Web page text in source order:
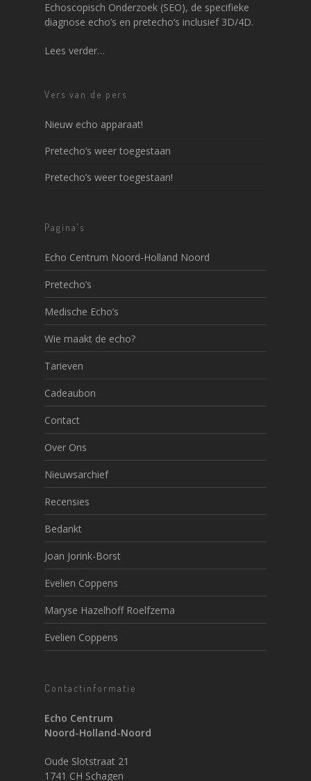
Echoscopisch Onderzoek (SEO), de specifieke
diagnose echo’s en pretecho’s inclusief 3D/4D.
Lees verder…
Vers van de pers
Nieuw echo apparaat!
Pretecho’s weer toegestaan
Pretecho’s weer toegestaan!
Pagina’s
Echo Centrum Noord-Holland Noord
Pretecho’s
Medische Echo’s
Wie maakt de echo?
Tarieven
Cadeaubon
Contact
Over Ons
Nieuwsarchief
Recensies
Bedankt
Joan Jorink-Borst
Evelien Coppens
Maryse Hazelhoff Roelfzema
Evelien Coppens
Contactinformatie
Echo Centrum
Noord-Holland-Noord
Oude Slotstraat 21
1741 CH Schagen